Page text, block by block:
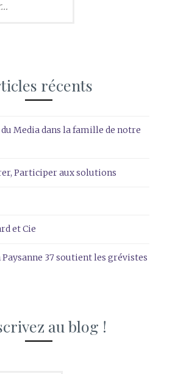
récents
du Media dans la famille de notre
Participer aux solutions
et Cie
37 soutient les grévistes
au blog !